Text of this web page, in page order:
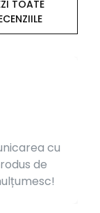
TOATE
cu
de